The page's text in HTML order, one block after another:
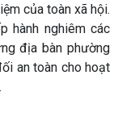
của toàn xã hội.
hành nghiêm các
địa bàn phường
an toàn cho hoạt